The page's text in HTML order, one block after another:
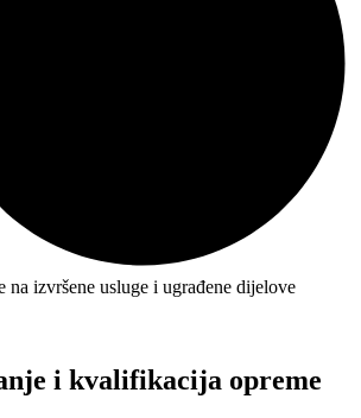
na izvršene usluge i ugrađene dijelove
i kvalifikacija opreme